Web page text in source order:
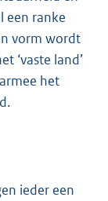
een ranke
vorm wordt
‘vaste land’
het
ieder een